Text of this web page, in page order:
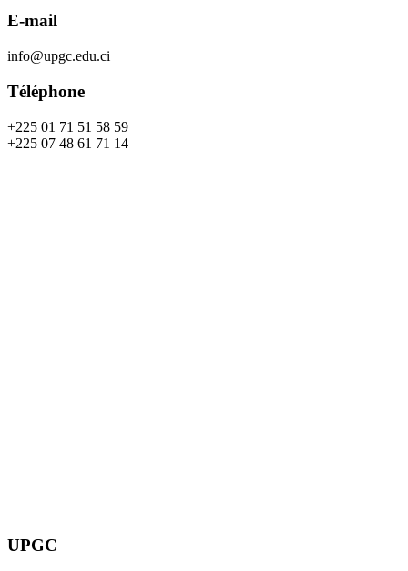
E-mail
info@upgc.edu.ci
Téléphone
+225 01 71 51 58 59
+225 07 48 61 71 14
UPGC